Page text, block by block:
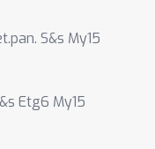
S&s My15
Etg6 My15